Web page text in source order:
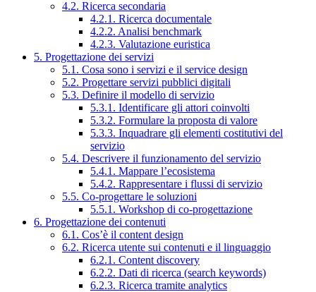
4.2. Ricerca secondaria
4.2.1. Ricerca documentale
4.2.2. Analisi benchmark
4.2.3. Valutazione euristica
5. Progettazione dei servizi
5.1. Cosa sono i servizi e il service design
5.2. Progettare servizi pubblici digitali
5.3. Definire il modello di servizio
5.3.1. Identificare gli attori coinvolti
5.3.2. Formulare la proposta di valore
5.3.3. Inquadrare gli elementi costitutivi del
servizio
5.4. Descrivere il funzionamento del servizio
5.4.1. Mappare l’ecosistema
5.4.2. Rappresentare i flussi di servizio
5.5. Co-progettare le soluzioni
5.5.1. Workshop di co-progettazione
6. Progettazione dei contenuti
6.1. Cos’è il content design
6.2. Ricerca utente sui contenuti e il linguaggio
6.2.1. Content discovery
6.2.2. Dati di ricerca (search keywords)
6.2.3. Ricerca tramite analytics